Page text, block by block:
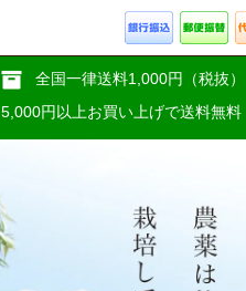
全国一律送料1,000円（税抜）
5,000円以上お買い上げで送料無料